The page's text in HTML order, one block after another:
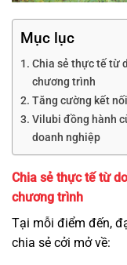
Mục lục
Chia sẻ thực tế từ
chương trình
Tăng cường kết
Vilubi đồng hành
doanh nghiệp
Chia sẻ thực tế từ
chương trình
Tại mỗi điểm đến,
chia sẻ cởi mở về: